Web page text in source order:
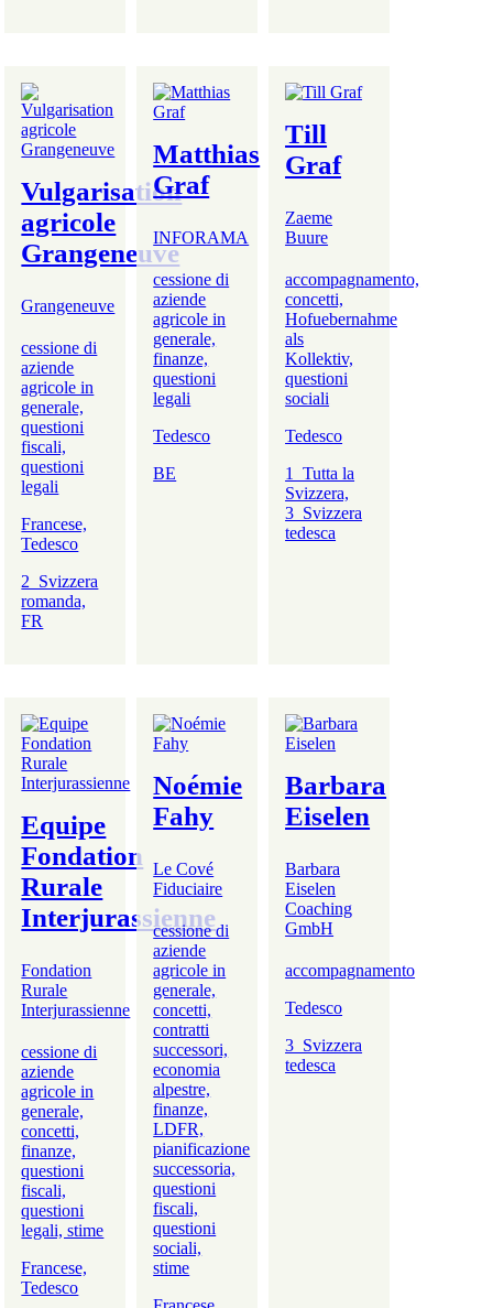
Vulgarisation
agricole
Grangeneuve
Grangeneuve
cessione di
aziende
agricole in
generale,
questioni
fiscali,
questioni
legali
Francese,
Tedesco
2_Svizzera
romanda,
FR
Matthias
Graf
INFORAMA
cessione di
aziende
agricole in
generale,
finanze,
questioni
legali
Tedesco
BE
Till
Graf
Zaeme
Buure
accompagnamento,
concetti,
Hofuebernahme
als
Kollektiv,
questioni
sociali
Tedesco
1_Tutta la
Svizzera,
3_Svizzera
tedesca
Equipe
Fondation
Rurale
Interjurassienne
Fondation
Rurale
Interjurassienne
cessione di
aziende
agricole in
generale,
concetti,
finanze,
questioni
fiscali,
questioni
legali, stime
Francese,
Tedesco
Noémie
Fahy
Le Cové
Fiduciaire
cessione di
aziende
agricole in
generale,
concetti,
contratti
successori,
economia
alpestre,
finanze,
LDFR,
pianificazione
successoria,
questioni
fiscali,
questioni
sociali,
stime
Barbara
Eiselen
Barbara
Eiselen
Coaching
GmbH
accompagnamento
Tedesco
3_Svizzera
tedesca